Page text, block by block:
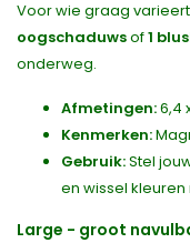
Voor wie graag
oogschaduwsof1
onderweg.
Afmetingen:6,4
Kenmerken:
Gebruik:Stel
en wissel
Large - groot